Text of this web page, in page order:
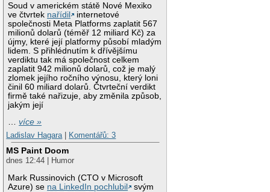
Soud v americkém státě Nové Mexiko
ve čtvrtek nařídil
internetové
společnosti Meta Platforms zaplatit 567
milionů dolarů (téměř 12 miliard Kč) za
újmy, které její platformy působí mladým
lidem. S přihlédnutím k dřívějšímu
verdiktu tak má společnost celkem
zaplatit 942 milionů dolarů, což je malý
zlomek jejího ročního výnosu, který loni
činil 60 miliard dolarů. Čtvrteční verdikt
firmě také nařizuje, aby změnila způsob,
jakým její
…více »
Ladislav Hagara
Komentářů: 3
MS Paint Doom
dnes 12:44 | Humor
Mark Russinovich (CTO v Microsoft
Azure) se na LinkedIn pochlubil
svým